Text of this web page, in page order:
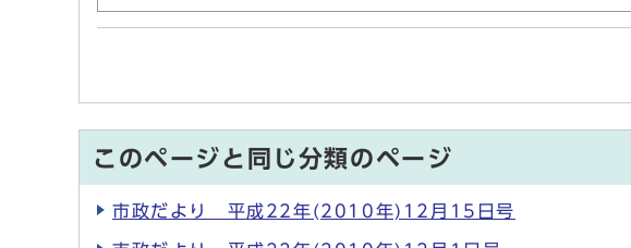
このページと同じ分類のページ
市政だより 平成22年(2010年)12月15日号